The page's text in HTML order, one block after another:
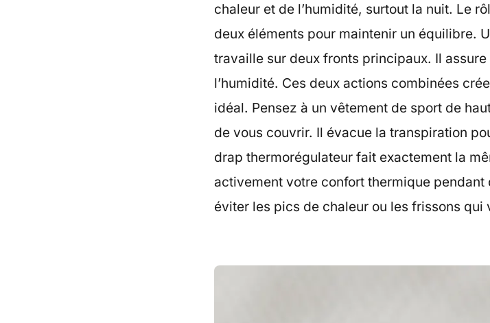
chaleur et de l’humidité, surtout la nuit. Le
deux éléments pour maintenir un équilibre.
travaille sur deux fronts principaux. Il
l’humidité. Ces deux actions combinées
idéal. Pensez à un vêtement de sport de
de vous couvrir. Il évacue la transpiration
drap thermorégulateur fait exactement la
activement votre confort thermique pendant
éviter les pics de chaleur ou les frissons qui